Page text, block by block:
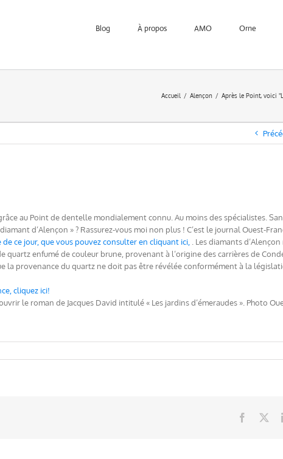
Blog À propos AMO Orne
Accueil Alençon Après le Point, voici
au Point de dentelle mondialement connu. Au moins des spécialistes.
d’Alençon » ? Rassurez-vous moi non plus ! C’est le journal Ouest-
de ce jour, que vous pouvez consulter en cliquant ici,
. Les diamants
quartz enfumé de couleur brune, provenant à l’origine des carrières de
la provenance du quartz ne doit pas être révélée conformément à la
cliquez ici!
le roman de Jacques David intitulé « Les jardins d’émeraudes ». Photo
Facebook